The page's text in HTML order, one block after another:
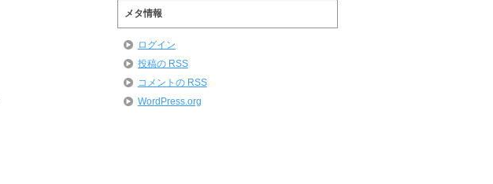
メタ情報
ログイン
投稿の RSS
コメントの RSS
WordPress.org